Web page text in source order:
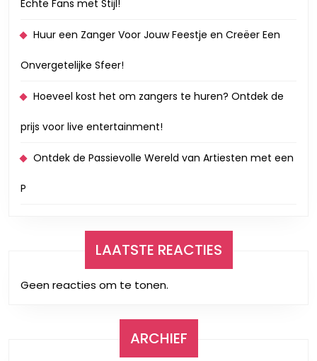
Echte Fans met Stijl!
Huur een Zanger Voor Jouw Feestje en Creëer Een
Onvergetelijke Sfeer!
Hoeveel kost het om zangers te huren? Ontdek de
prijs voor live entertainment!
Ontdek de Passievolle Wereld van Artiesten met een
P
LAATSTE REACTIES
Geen reacties om te tonen.
ARCHIEF